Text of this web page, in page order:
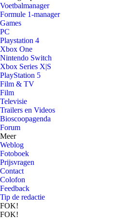
Voetbalmanager
Formule 1-manager
Games
PC
Playstation 4
Xbox One
Nintendo Switch
Xbox Series X|S
PlayStation 5
Film & TV
Film
Televisie
Trailers en Videos
Bioscoopagenda
Forum
Meer
Weblog
Fotoboek
Prijsvragen
Contact
Colofon
Feedback
Tip de redactie
FOK!
FOK!